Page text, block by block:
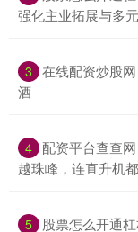
强化主业拓展与多
3 在线配资炒股
酒
4 配资平台查查
越珠峰，连直升机
5
股票怎么开通